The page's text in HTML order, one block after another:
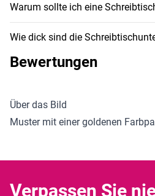
Warum sollte ich eine
Wie dick sind die
Bewertungen
Über das Bild
Muster mit einer goldenen
Verpassen Sie